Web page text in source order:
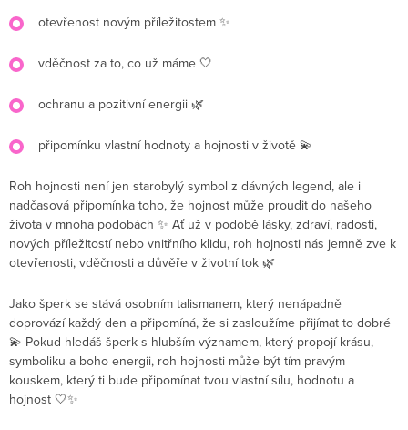
otevřenost novým příležitostem ✨
vděčnost za to, co už máme 🤍
ochranu a pozitivní energii 🌿
připomínku vlastní hodnoty a hojnosti v životě 💫
Roh hojnosti není jen starobylý symbol z dávných legend, ale i
nadčasová připomínka toho, že hojnost může proudit do našeho
života v mnoha podobách ✨ Ať už v podobě lásky, zdraví, radosti,
nových příležitostí nebo vnitřního klidu, roh hojnosti nás jemně zve k
otevřenosti, vděčnosti a důvěře v životní tok 🌿
Jako šperk se stává osobním talismanem, který nenápadně
doprovází každý den a připomíná, že si zasloužíme přijímat to dobré
💫 Pokud hledáš šperk s hlubším významem, který propojí krásu,
symboliku a boho energii, roh hojnosti může být tím pravým
kouskem, který ti bude připomínat tvou vlastní sílu, hodnotu a
hojnost 🤍✨